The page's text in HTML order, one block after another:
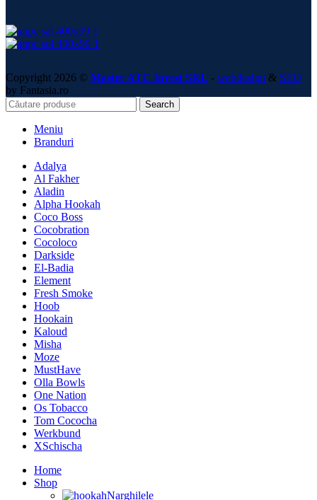
Copyright 2026 © Master ATC Invest SRL - webdesign & SEO
by Fantasia.ro
Search
Meniu
Branduri
Adalya
Al Fakher
Aladin
Alpha Hookah
Coco Boss
Cocobration
Cocoloco
Darkside
El-Badia
Element
Fresh Smoke
Hoob
Hookain
Kaloud
Misha
Moze
MustHave
Olla Bowls
One Nation
Os Tobacco
Tom Cococha
Werkbund
XSchischa
Home
Shop
Narghilele